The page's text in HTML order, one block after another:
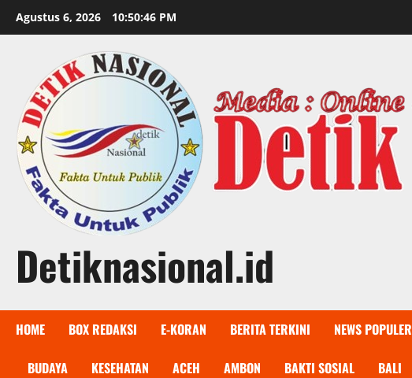
Agustus 6, 2026 10:50:48 PM
Detiknasional.id
HOME BOX REDAKSI E-KORAN BERITA TERKINI NEWS POPULER
BUDAYA KESEHATAN ACEH AMBON BAKTI SOSIAL BALI